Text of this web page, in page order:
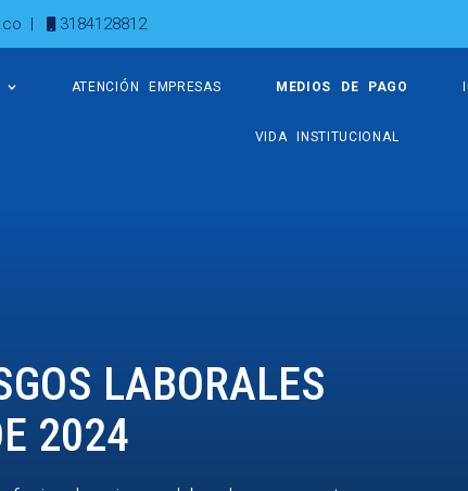
| 3184128812
ATENCIÓN EMPRESAS MEDIOS DE PAGO
VIDA INSTITUCIONAL
LABORALES
2024